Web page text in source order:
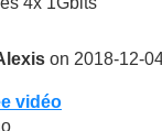
on 2018-12-
vidéo